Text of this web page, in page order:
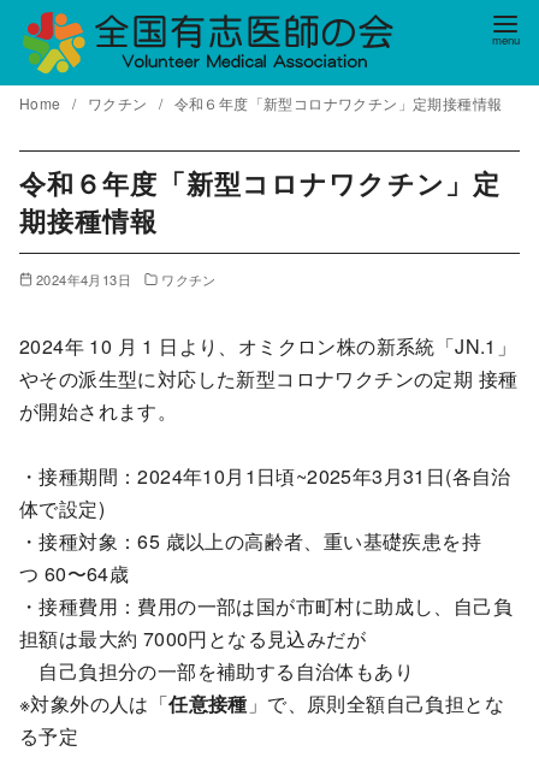
テ
Home ワクチン 令和６年度「新型コロナワクチン」定期接種情報
令和６年度「新型コロナワクチン」定
期接種情報
2024年4月13日 ワクチン
2024年 10 月 1 日より、オミクロン株の新系統「JN.1」
やその派生型に対応した新型コロナワクチンの定期 接種
が開始されます。
・接種期間：2024年10月1日頃~2025年3月31日(各自治
体で設定)
・接種対象：65 歳以上の高齢者、重い基礎疾患を持
つ 60〜64歳
・接種費用：費用の一部は国が市町村に助成し、自己負
担額は最大約 7000円となる見込みだが
自己負担分の一部を補助する自治体もあり
※対象外の人は「任意接種 」で、原則全額自己負担とな
る予定